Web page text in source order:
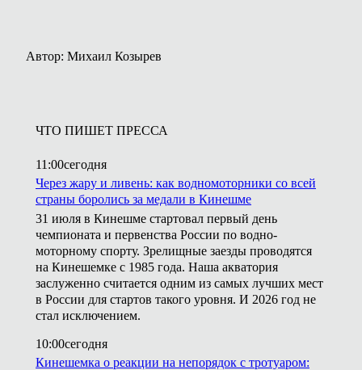
Автор: Михаил Козырев
ЧТО ПИШЕТ ПРЕССА
11:00сегодня
Через жару и ливень: как водномоторники со всей
страны боролись за медали в Кинешме
31 июля в Кинешме стартовал первый день
чемпионата и первенства России по водно-
моторному спорту. Зрелищные заезды проводятся
на Кинешемке с 1985 года. Наша акватория
заслуженно считается одним из самых лучших мест
в России для стартов такого уровня. И 2026 год не
стал исключением.
10:00сегодня
Кинешемка о реакции на непорядок с тротуаром: